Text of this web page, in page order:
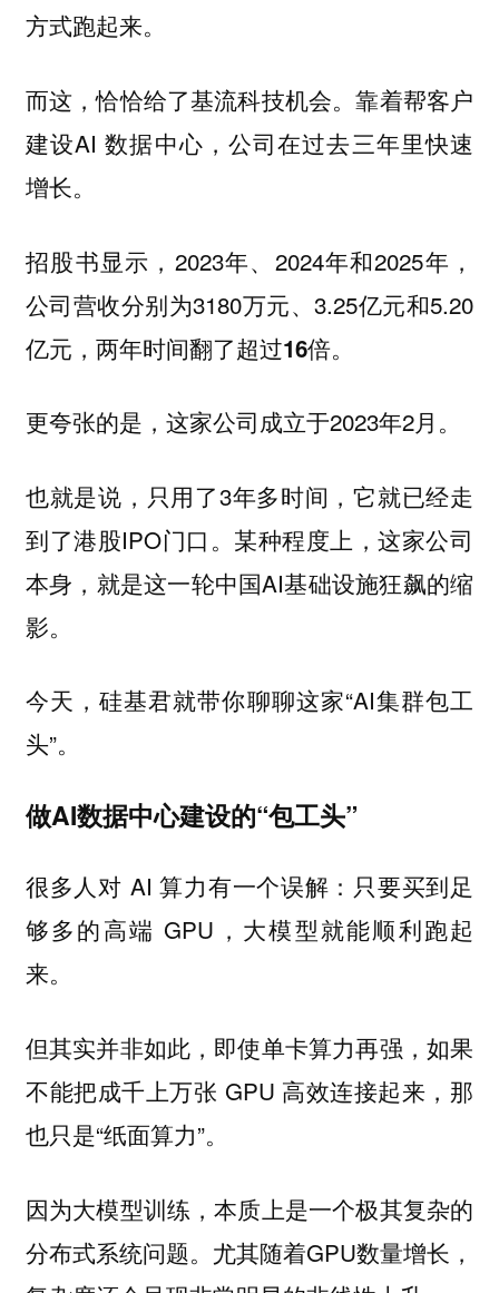
方式跑起来。
而这，恰恰给了基流科技机会。靠着帮客户
建设AI 数据中心，公司在过去三年里快速
增长。
招股书显示，2023年、2024年和2025年，
公司营收分别为3180万元、3.25亿元和5.20
亿元，两年时间翻了超过16倍。
更夸张的是，这家公司成立于2023年2月。
也就是说，只用了3年多时间，它就已经走
到了港股IPO门口。某种程度上，这家公司
本身，就是这一轮中国AI基础设施狂飙的缩
影。
今天，硅基君就带你聊聊这家“AI集群包工
头”。
做AI数据中心建设的“包工头”
很多人对 AI 算力有一个误解：只要买到足
够多的高端 GPU，大模型就能顺利跑起
来。
但其实并非如此，即使单卡算力再强，如果
不能把成千上万张 GPU 高效连接起来，那
也只是“纸面算力”。
因为大模型训练，本质上是一个极其复杂的
分布式系统问题。尤其随着GPU数量增长，